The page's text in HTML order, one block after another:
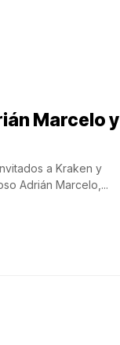
Marcelo y
a Kraken y
Adrián Marcelo,...